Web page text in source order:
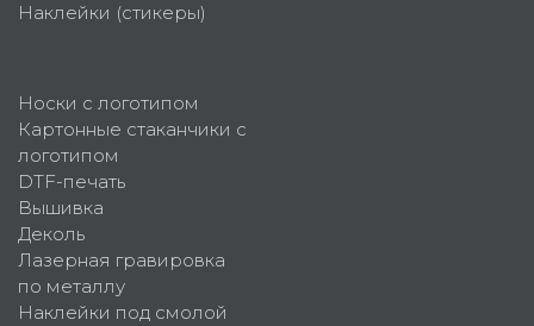
Наклейки (стикеры)
Носки с логотипом
Картонные стаканчики с
логотипом
DTF-печать
Вышивка
Деколь
Лазерная гравировка
по металлу
Наклейки под смолой